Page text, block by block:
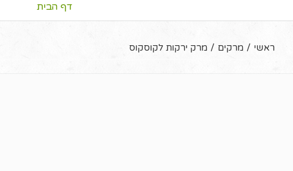
דף הבית
ראשי / מרקים / מרק ירקות לקוסקוס